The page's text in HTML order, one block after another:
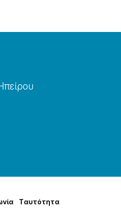
Tαυτότητα